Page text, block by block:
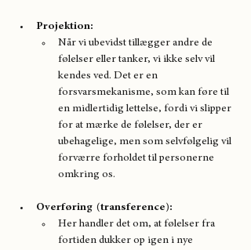
Projektion:
Når vi ubevidst tillægger andre de
følelser eller tanker, vi ikke selv vil
kendes ved. Det er en
forsvarsmekanisme, som kan føre til
en midlertidig lettelse, fordi vi slipper
for at mærke de følelser, der er
ubehagelige, men som selvfølgelig vil
forværre forholdet til personerne
omkring os.
Overføring  (transference):
Her handler det om, at følelser fra
fortiden dukker op igen i nye